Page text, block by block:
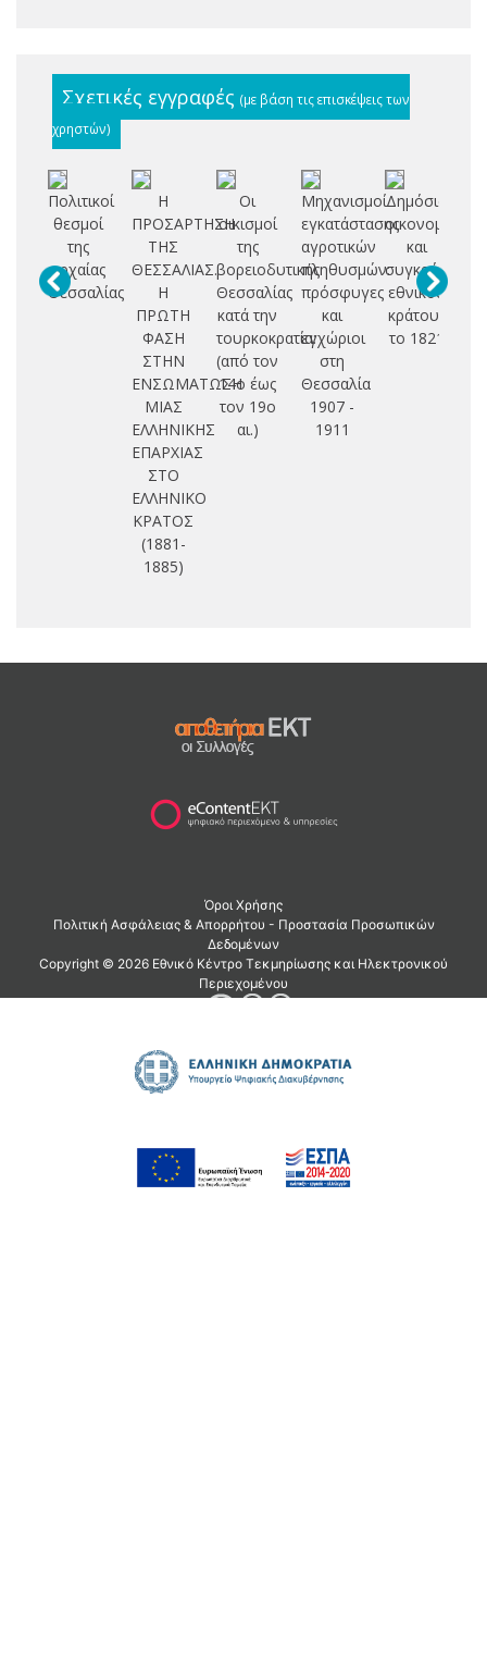
Σχετικές εγγραφές (με βάση τις επισκέψεις των
χρηστών)
Πολιτικοί
θεσμοί
της
αρχαίας
Θεσσαλίας
Η
ΠΡΟΣΑΡΤΗΣΗ
ΤΗΣ
ΘΕΣΣΑΛΙΑΣ.
Η
ΠΡΩΤΗ
ΦΑΣΗ
ΣΤΗΝ
ΕΝΣΩΜΑΤΩΣΗ
ΜΙΑΣ
ΕΛΛΗΝΙΚΗΣ
ΕΠΑΡΧΙΑΣ
ΣΤΟ
ΕΛΛΗΝΙΚΟ
ΚΡΑΤΟΣ
(1881-
1885)
Οι
οικισμοί
της
βορειοδυτικής
Θεσσαλίας
κατά την
τουρκοκρατία:
(από τον
14ο έως
τον 19ο
αι.)
Μηχανισμοί
εγκατάστασης
αγροτικών
πληθυσμών:
πρόσφυγες
και
εγχώριοι
στη
Θεσσαλία
1907 -
1911
Δημόσια
οικονομικά
και
συγκρότηση
εθνικού
κράτους
το 1821